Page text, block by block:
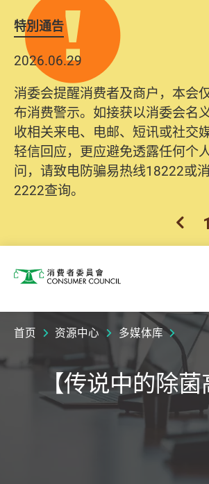
特別通告
2026.06.29
消委会提醒消费者及商户，本会
布消费警示。如接获以消委会名
收相关来电、电邮、短讯或社交
轻信回应，更应避免透露任何个
问，请致电防骗易热线18222或
2222查询。
上1
消费者委员会
首页 资源中心 多媒体库
【传说中的除